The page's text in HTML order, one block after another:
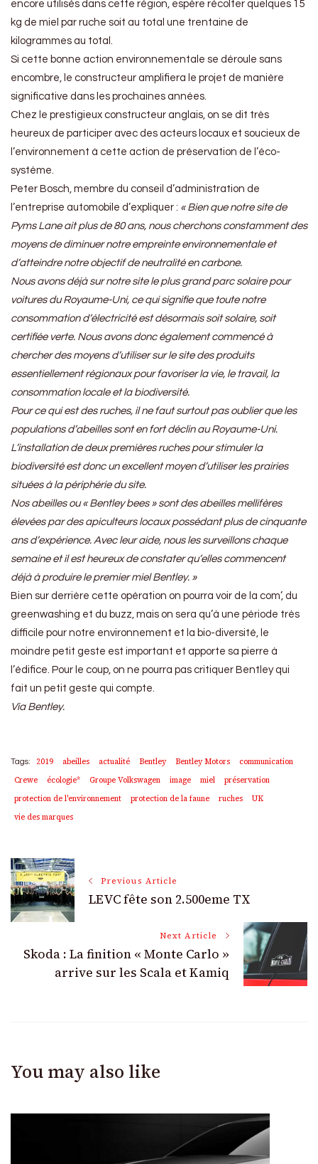
encore utilisés dans cette région, espère récolter quelques 15
kg de miel par ruche soit au total une trentaine de
kilogrammes au total.
Si cette bonne action environnementale se déroule sans
encombre, le constructeur amplifiera le projet de manière
significative dans les prochaines années.
Chez le prestigieux constructeur anglais, on se dit très
heureux de participer avec des acteurs locaux et soucieux de
l’environnement à cette action de préservation de l’éco-
système.
Peter Bosch, membre du conseil d’administration de
l’entreprise automobile d’expliquer : « Bien que notre site de
Pyms Lane ait plus de 80 ans, nous cherchons constamment des
moyens de diminuer notre empreinte environnementale et
d’atteindre notre objectif de neutralité en carbone.
Nous avons déjà sur notre site le plus grand parc solaire pour
voitures du Royaume-Uni, ce qui signifie que toute notre
consommation d’électricité est désormais soit solaire, soit
certifiée verte. Nous avons donc également commencé à
chercher des moyens d’utiliser sur le site des produits
essentiellement régionaux pour favoriser la vie, le travail, la
consommation locale et la biodiversité.
Pour ce qui est des ruches, il ne faut surtout pas oublier que les
populations d’abeilles sont en fort déclin au Royaume-Uni.
L’installation de deux premières ruches pour stimuler la
biodiversité est donc un excellent moyen d’utiliser les prairies
situées à la périphérie du site.
Nos abeilles ou « Bentley bees » sont des abeilles mellifères
élevées par des apiculteurs locaux possédant plus de cinquante
ans d’expérience. Avec leur aide, nous les surveillons chaque
semaine et il est heureux de constater qu’elles commencent
déjà à produire le premier miel Bentley. »
Bien sur derrière cette opération on pourra voir de la com’, du
greenwashing et du buzz, mais on sera qu’à une période très
difficile pour notre environnement et la bio-diversité, le
moindre petit geste est important et apporte sa pierre à
l’édifice. Pour le coup, on ne pourra pas critiquer Bentley qui
fait un petit geste qui compte.
Via Bentley.
Tags: 2019 abeilles actualité Bentley Bentley Motors
communication
Crewe
écologie* Groupe Volkswagen image miel
préservation
protection de l'environnement
protection de la faune ruches
UK
vie des marques
Post
Navigation
Previous Article
LEVC fête son 2.500eme TX
Next Article
Skoda : La finition « Monte Carlo »
arrive sur les Scala et Kamiq
You may also like